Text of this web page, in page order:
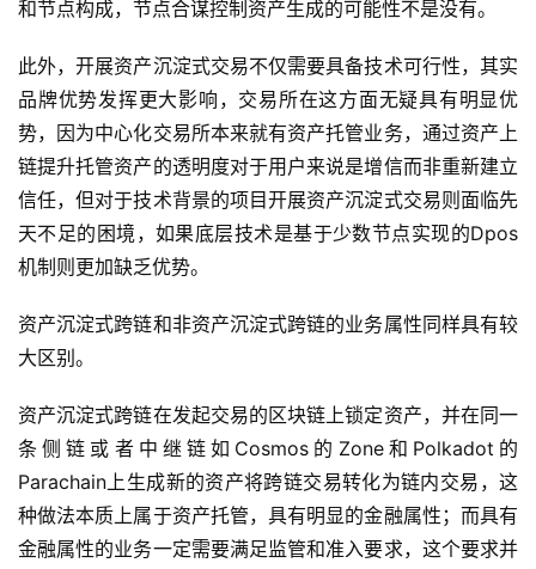
和节点构成，节点合谋控制资产生成的可能性不是没有。
此外，开展资产沉淀式交易不仅需要具备技术可行性，其实
品牌优势发挥更大影响，交易所在这方面无疑具有明显优
势，因为中心化交易所本来就有资产托管业务，通过资产上
链提升托管资产的透明度对于用户来说是增信而非重新建立
信任，但对于技术背景的项目开展资产沉淀式交易则面临先
天不足的困境，如果底层技术是基于少数节点实现的Dpos
机制则更加缺乏优势。
资产沉淀式跨链和非资产沉淀式跨链的业务属性同样具有较
大区别。
资产沉淀式跨链在发起交易的区块链上锁定资产，并在同一
条侧链或者中继链如Cosmos的Zone和Polkadot的
Parachain上生成新的资产将跨链交易转化为链内交易，这
种做法本质上属于资产托管，具有明显的金融属性；而具有
金融属性的业务一定需要满足监管和准入要求，这个要求并